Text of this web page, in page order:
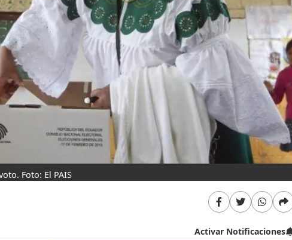
Foto: El PAIS
Activar Notificaciones